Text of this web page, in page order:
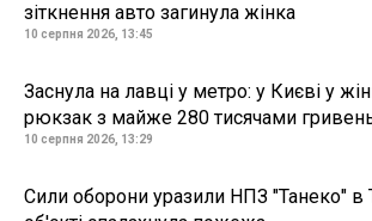
зіткнення авто загинула жінка
10 серпня 2026, 13:45
Заснула на лавці у метро: у Києві у
рюкзак з майже 280 тисячами
10 серпня 2026, 13:29
Сили оборони уразили НПЗ "Танеко" в